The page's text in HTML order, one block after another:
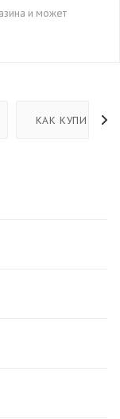
и может
КАК КУПИТЬ